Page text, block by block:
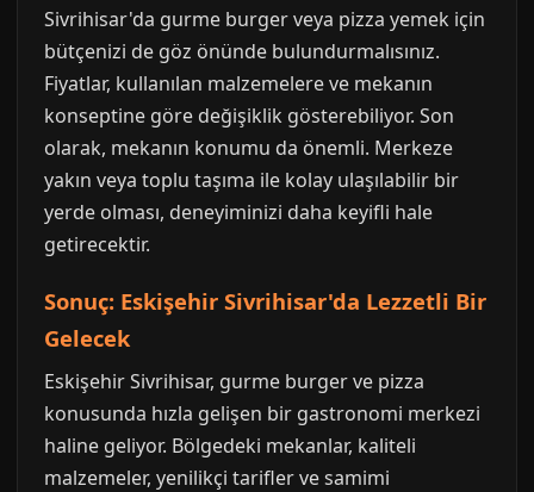
Sivrihisar'da gurme burger veya pizza yemek için
bütçenizi de göz önünde bulundurmalısınız.
Fiyatlar, kullanılan malzemelere ve mekanın
konseptine göre değişiklik gösterebiliyor. Son
olarak, mekanın konumu da önemli. Merkeze
yakın veya toplu taşıma ile kolay ulaşılabilir bir
yerde olması, deneyiminizi daha keyifli hale
getirecektir.
Sonuç: Eskişehir Sivrihisar'da Lezzetli Bir
Gelecek
Eskişehir Sivrihisar, gurme burger ve pizza
konusunda hızla gelişen bir gastronomi merkezi
haline geliyor. Bölgedeki mekanlar, kaliteli
malzemeler, yenilikçi tarifler ve samimi